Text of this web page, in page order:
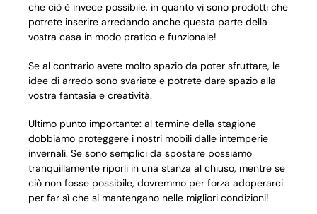
che ciò è invece possibile, in quanto vi sono prodotti che
potrete inserire arredando anche questa parte della
vostra casa in modo pratico e funzionale!
Se al contrario avete molto spazio da poter sfruttare, le
idee di arredo sono svariate e potrete dare spazio alla
vostra fantasia e creatività.
Ultimo punto importante: al termine della stagione
dobbiamo proteggere i nostri mobili dalle intemperie
invernali. Se sono semplici da spostare possiamo
tranquillamente riporli in una stanza al chiuso, mentre se
ciò non fosse possibile, dovremmo per forza adoperarci
per far sì che si mantengano nelle migliori condizioni!